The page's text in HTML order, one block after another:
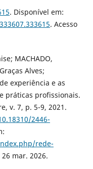
. Disponível em:
. Acesso
MACHADO,
Alves;
experiência e as
práticas profissionais.
v. 7, p. 5-9, 2021.
2446-
rede-
mar. 2026.